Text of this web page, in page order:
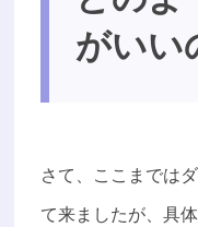
がいい
さて、ここまでは
て来ましたが、具